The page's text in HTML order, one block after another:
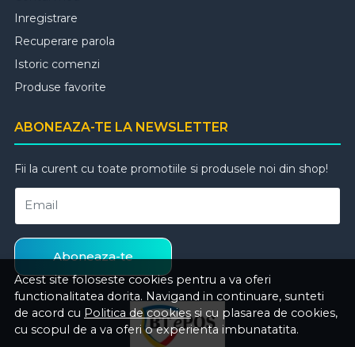
Acest site foloseste cookies pentru a va oferi
functionalitatea dorita. Navigand in continuare, sunteti
de acord cu Politica de cookies si cu plasarea de cookies,
cu scopul de a va oferi o experienta imbunatatita.
Inregistrare
Recuperare parola
Istoric comenzi
Produse favorite
ABONEAZA-TE LA NEWSLETTER
Fii la curent cu toate promotiile si produsele noi din shop!
Email
Aboneaza-te